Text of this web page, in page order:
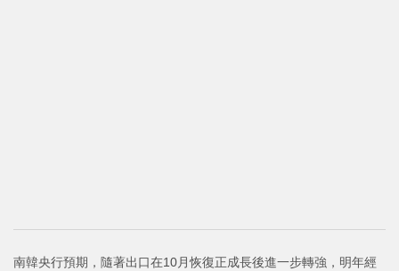
南韓央行預期，隨著出口在10月恢復正成長後進一步轉強，明年經